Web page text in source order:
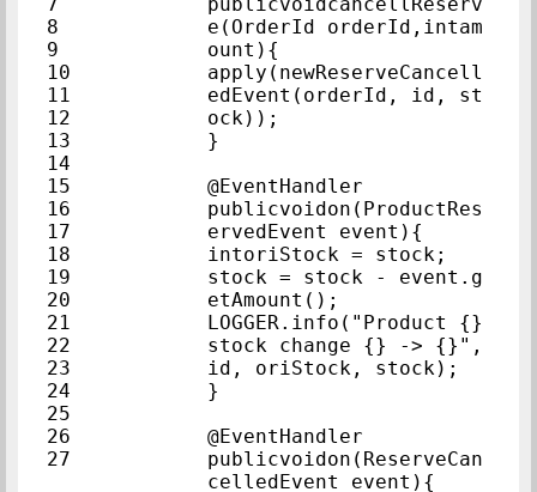
8
9
10
11
12
13
15
16
17
18
19
20
21
22
23
24
26
27
e(OrderId orderId,intam
ount){
apply(newReserveCancell
edEvent(orderId, id, st
ock));
}
publicvoidon(ProductRes
stock = stock - event.g
etAmount();
LOGGER.info("Product {}
stock change {} -> {}",
}
publicvoidon(ReserveCan